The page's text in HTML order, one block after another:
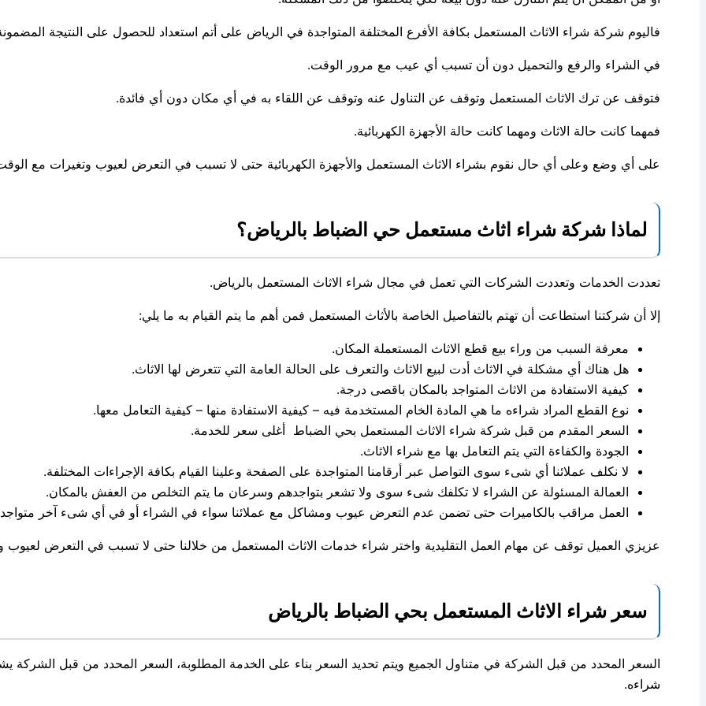
فاليوم شركة شراء الاثاث المستعمل بكافة الأفرع المختلفة المتواجدة في الرياض على أتم استعداد للحصول على النتيجة
في الشراء والرفع والتحميل دون أن تسبب أي عيب مع مرور الوقت.
فتوقف عن ترك الاثاث المستعمل وتوقف عن التناول عنه وتوقف عن اللقاء به في أي مكان دون أي فائدة.
فمهما كانت حالة الاثاث ومهما كانت حالة الأجهزة الكهربائية.
على أي وضع وعلى أي حال نقوم بشراء الاثاث المستعمل والأجهزة الكهربائية حتى لا تسبب في التعرض لعيوب وتغيرات مع
لماذا شركة شراء اثاث مستعمل حي الضباط بالرياض؟
تعددت الخدمات وتعددت الشركات التي تعمل في مجال شراء الاثاث المستعمل بالرياض.
إلا أن شركتنا استطاعت أن تهتم بالتفاصيل الخاصة بالأثاث المستعمل فمن أهم ما يتم القيام به ما يلي:
معرفة السبب من وراء بيع قطع الاثاث المستعملة المكان.
هل هناك أي مشكلة في الاثاث أدت لبيع الاثاث والتعرف على الحالة العامة التي تتعرض لها الاثاث.
كيفية الاستفادة من الاثاث المتواجد بالمكان باقصى درجة.
نوع القطع المراد شراءه ما هي المادة الخام المستخدمة فيه – كيفية الاستفادة منها – كيفية التعامل معها.
السعر المقدم من قبل شركة شراء الاثاث المستعمل بحي الضباط أغلى سعر للخدمة.
الجودة والكفاءة التي يتم التعامل بها مع شراء الاثاث.
لا نكلف عملائنا أي شىء سوى التواصل عبر أرقامنا المتواجدة على الصفحة وعلينا القيام بكافة الإجراءات المختلفة.
العمالة المسئولة عن الشراء لا تكلفك شىء سوى ولا تشعر بتواجدهم وسرعان ما يتم التخلص من العفش بالمكان.
العمل مراقب بالكاميرات حتى تضمن عدم التعرض عيوب ومشاكل مع عملائنا سواء في الشراء أو في أي شىء آخر متواجد
عزيزي العميل توقف عن مهام العمل التقليدية واختر شراء خدمات الاثاث المستعمل من خلالنا حتى لا تسبب في التعرض
سعر شراء الاثاث المستعمل بحي الضباط بالرياض
السعر المحدد من قبل الشركة في متناول الجميع ويتم تحديد السعر بناء على الخدمة المطلوبة، السعر المحدد من قبل الشركة
شراءه.